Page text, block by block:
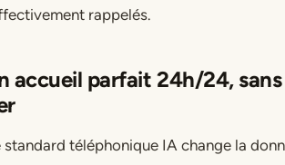
rappelés.
accueil parfait 24h/24, sans
standard téléphonique IA change la